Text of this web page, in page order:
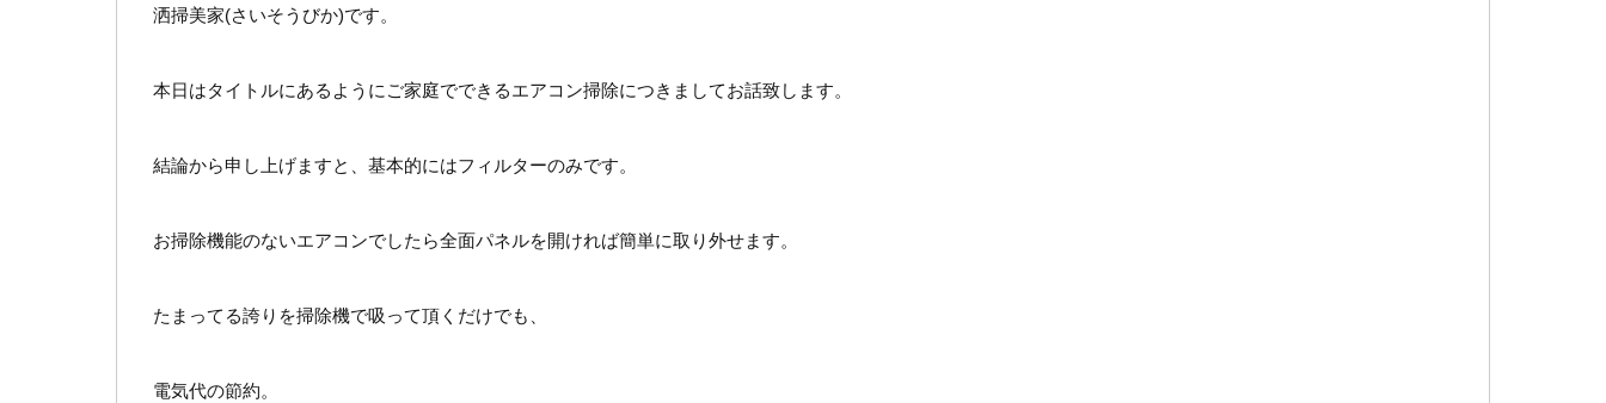
洒掃美家(さいそうびか)です。
本日はタイトルにあるようにご家庭でできるエアコン掃除につきましてお話致します。
結論から申し上げますと、基本的にはフィルターのみです。
お掃除機能のないエアコンでしたら全面パネルを開ければ簡単に取り外せます。
たまってる誇りを掃除機で吸って頂くだけでも、
電気代の節約。